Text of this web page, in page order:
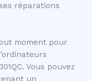
réparations
moment pour
Vous pouvez
un